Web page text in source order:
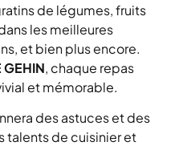
de légumes, fruits
les meilleures
et bien plus encore.
GEHIN, chaque repas
et mémorable.
des astuces et des
talents de cuisinier et